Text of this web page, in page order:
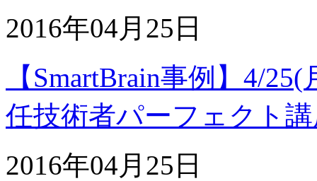
2016年04月25日
【SmartBrain事例】4/
任技術者パーフェクト
2016年04月25日